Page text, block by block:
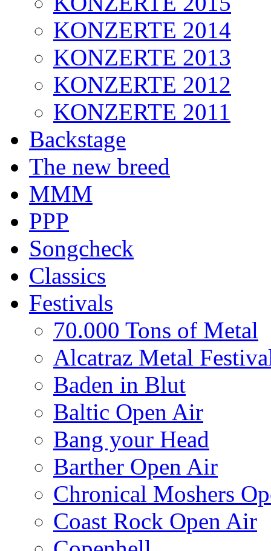
KONZERTE 2014
KONZERTE 2013
KONZERTE 2012
KONZERTE 2011
Backstage
The new breed
MMM
PPP
Songcheck
Classics
Festivals
70.000 Tons of Metal
Alcatraz Metal
Baden in Blut
Baltic Open Air
Bang your Head
Barther Open Air
Chronical Moshers
Coast Rock Open Air